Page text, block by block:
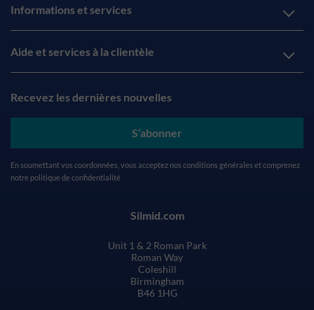
Informations et services
Aide et services à la clientèle
Recevez les dernières nouvelles
S’abonner
En soumettant vos coordonnées, vous acceptez nos conditions générales et comprenez
notre politique de confidentialité
Silmid.com
Unit 1 & 2 Roman Park
Roman Way
Coleshill
Birmingham
B46 1HG